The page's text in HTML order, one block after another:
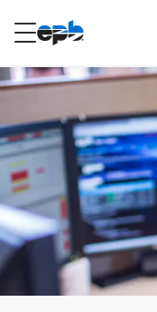
RESIDENCIAL
Internet
Energía
Televisión
principal